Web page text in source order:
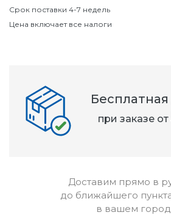
Срок поставки 4-7 недель
Цена включает все налоги
при заказе от
Доставим прямо в
до ближайшего
в вашем